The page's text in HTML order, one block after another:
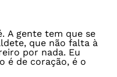
A gente tem que se
que não falta à
por nada. Eu
é de coração, é o